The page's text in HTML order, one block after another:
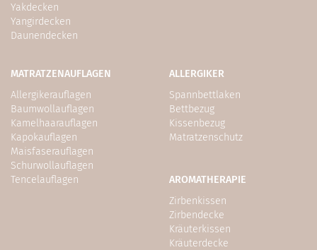
Yakdecken
Yangirdecken
Daunendecken
MATRATZENAUFLAGEN
Allergikerauflagen
Baumwollauflagen
Kamelhaarauflagen
Kapokauflagen
Maisfaserauflagen
Schurwollauflagen
Tencelauflagen
ALLERGIKER
Spannbettlaken
Bettbezug
Kissenbezug
Matratzenschutz
AROMATHERAPIE
Zirbenkissen
Zirbendecke
Kräuterkissen
Kräuterdecke